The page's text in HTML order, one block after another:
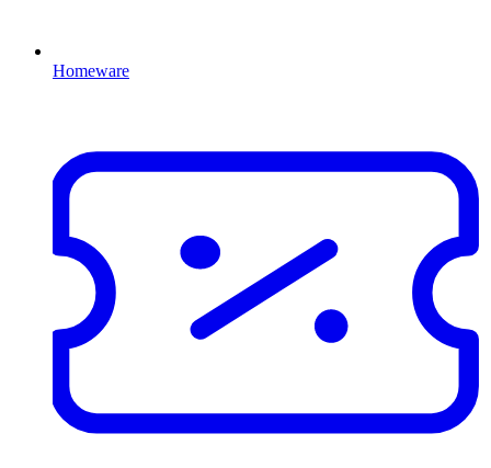
Homeware